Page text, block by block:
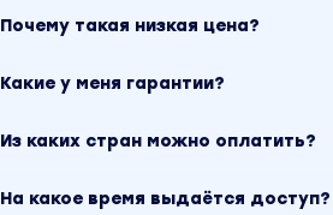
Почему такая низкая цена?
Какие у меня гарантии?
Из каких стран можно оплатить?
На какое время выдаётся доступ?